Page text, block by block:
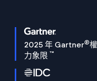
2025 年 Gartner®
力象限 ™